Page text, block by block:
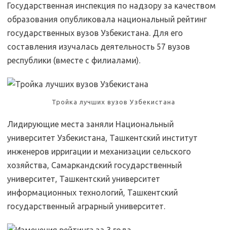
Государственная инспекция по надзору за качеством
образования опубликовала национальный рейтинг
государственных вузов Узбекистана. Для его
составления изучалась деятельность 57 вузов
республики (вместе с филиалами).
Тройка лучших вузов Узбекистана
Лидирующие места заняли Национальный
университет Узбекистана, Ташкентский институт
инженеров ирригации и механизации сельского
хозяйства, Самаркандский государственный
университет, Ташкентский университет
информационных технологий, Ташкентский
государственный аграрный университет.